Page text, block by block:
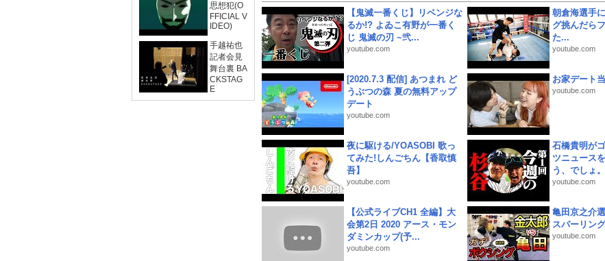
思想犯(O
FFICIAL V
IDEO)
手越祐也
記者会見
舞台裏 BA
CKSTAG
E
【鬼滅一番くじ】リベンジな
るか!? よゐこ有野が一番く
じ 鬼滅の刃 ~弐...
youtube.com
朝倉海選手
グ挑んだら
た...
youtube.com
[2020.7.3 配信] あつまれ ど
うぶつの森 夏の無料アップ
デート
youtube.com
お家デート
youtube.com
夜に駆ける/YOASOBI 歌っ
てみた!しんごちん【香取慎
吾】
youtube.com
石橋貴明が
ツニュース
う、でしょ
youtube.com
【公式ライブCH1 全編】大
会第2日 2020 アース・モン
ダミンカップ(予...
youtube.com
亀田京之介
スパーリング
youtube.com